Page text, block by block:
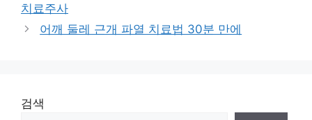
치료주사
어깨 둘레 근개 파열 치료법 30분 만에
검색